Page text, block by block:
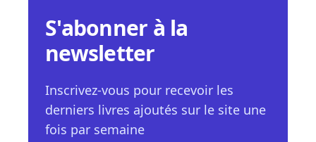
S'abonner à la
newsletter
Inscrivez-vous pour recevoir les
derniers livres ajoutés sur le site une
fois par semaine